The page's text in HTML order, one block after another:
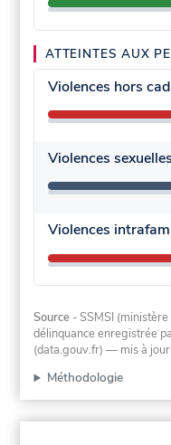
ATTEINTES AUX
Violences hors
Violences sexuelles
Violences
Source - SSMSI
délinquance enregistrée
(data.gouv.fr) — mis à
Méthodologie